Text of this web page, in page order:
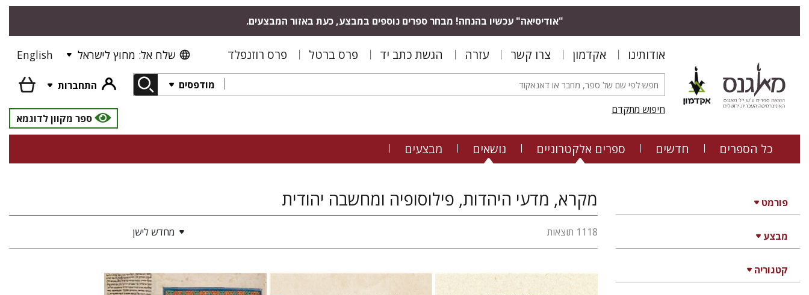
"אודיסיאה" עכשיו בהנחה! מבחר ספרים נוספים במבצע, כעת באזור המבצעים.
אודותינו אקדמון צרו קשר עזרה הגשת כתב יד פרס ברטל פרס רוזנפלד שלח אל: מחוץ לישראל English
מודפסים
התחברות
חיפוש מתקדם
ספר מקוון לדוגמא
כל הספרים חדשים ספרים אלקטרוניים נושאים מבצעים
פורמט
מבצע
קטגוריה
מקרא, מדעי היהדות, פילוסופיה ומחשבה יהודית
1118 תוצאות מחדש לישן